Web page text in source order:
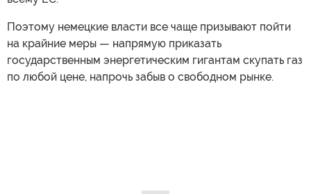
Поэтому немецкие власти все чаще призывают пойти
на крайние меры — напрямую приказать
государственным энергетическим гигантам скупать газ
по любой цене, напрочь забыв о свободном рынке.